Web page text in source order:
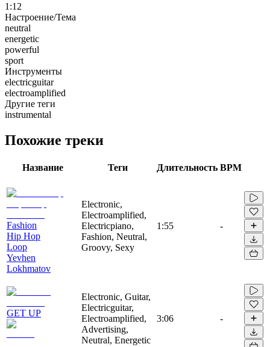
1:12
Настроение/Тема
neutral
energetic
powerful
sport
Инструменты
electricguitar
electroamplified
Другие теги
instrumental
Похожие треки
Название Теги Длительность BPM
Fashion
Hip Hop
Loop
Yevhen
Lokhmatov
Electronic,
Electroamplified,
Electricpiano,
Fashion, Neutral,
Groovy, Sexy
1:55 -
GET UP
Electronic, Guitar,
Electricguitar,
Electroamplified,
Advertising,
Neutral, Energetic
3:06 -